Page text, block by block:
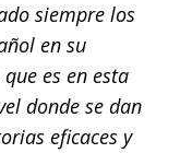
siempre los
en su
es en esta
donde se dan
eficaces y